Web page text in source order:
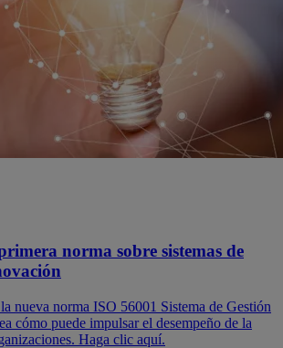
norma sobre sistemas de
nueva norma ISO 56001 Sistema de Gestión
cómo puede impulsar el desempeño de la
Haga clic aquí.